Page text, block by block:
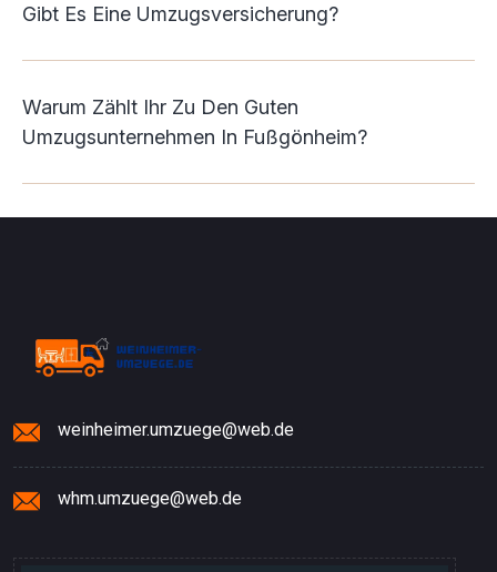
Gibt Es Eine Umzugsversicherung?
Warum Zählt Ihr Zu Den Guten
Umzugsunternehmen In Fußgönheim?
weinheimer.umzuege@web.de
whm.umzuege@web.de